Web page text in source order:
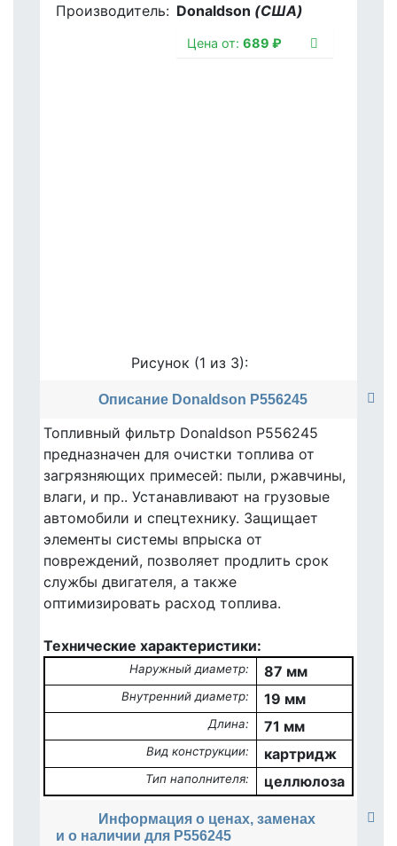
Производитель: Donaldson (США)
Цена от: 689 ₽
Рисунок (1 из 3):
Описание Donaldson P556245
Топливный фильтр Donaldson P556245
предназначен для очистки топлива от
загрязняющих примесей: пыли, ржавчины,
влаги, и пр.. Устанавливают на грузовые
автомобили и спецтехнику. Защищает
элементы системы впрыска от
повреждений, позволяет продлить срок
службы двигателя, а также
оптимизировать расход топлива.
Технические характеристики:
Наружный диаметр: 87 мм
Внутренний диаметр: 19 мм
Длина: 71 мм
Вид конструкции: картридж
Тип наполнителя: целлюлоза
Информация о ценах, заменах
и о наличии для P556245